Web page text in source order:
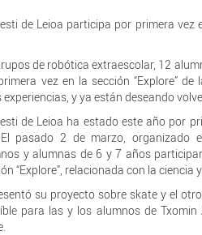
de Leioa participa por primera vez
de robótica extraescolar, 12
vez en la sección “Explore” de
y ya están deseando
de Leioa ha estado este año por
El pasado 2 de marzo, organizado
y alumnas de 6 y 7 años
“Explore”, relacionada con la ciencia
su proyecto sobre skate y el
para las y los alumnos de